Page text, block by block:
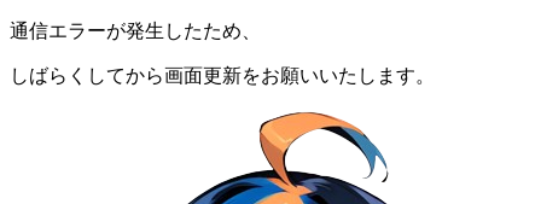
通信エラーが発生したため、
しばらくしてから画面更新をお願いいたします。